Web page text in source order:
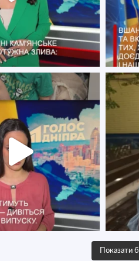
Показати